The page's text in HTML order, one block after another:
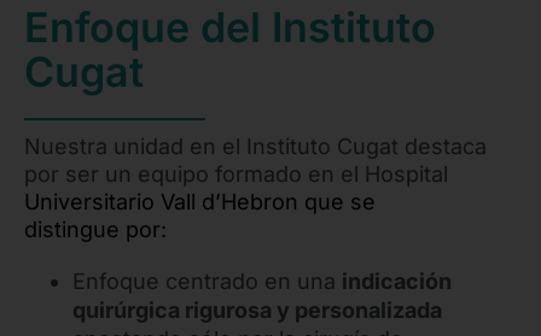
Enfoque del Instituto
Cugat
Nuestra unidad en el Instituto Cugat destaca
por ser un equipo formado en el Hospital
Universitario Vall d’Hebron que se
distingue por:
Enfoque centrado en una indicación
quirúrgica rigurosa y personalizada